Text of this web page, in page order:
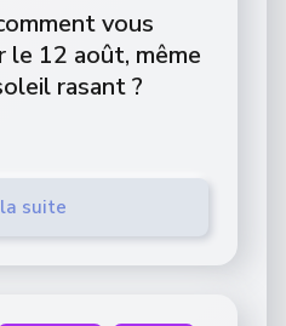
vous
le 12 août, même
rasant ?
suite